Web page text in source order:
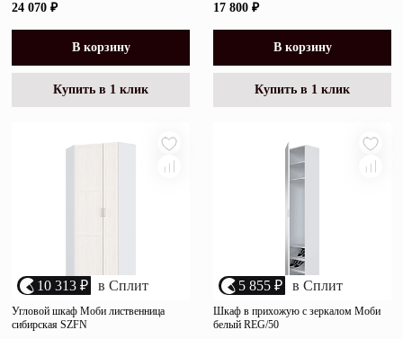
24 070 ₽
В корзину
Купить в 1 клик
17 800 ₽
В корзину
Купить в 1 клик
10 313 ₽ в Сплит
Угловой шкаф Моби лиственница
сибирская SZFN
5 855 ₽ в Сплит
Шкаф в прихожую с зеркалом Моби
белый REG/50